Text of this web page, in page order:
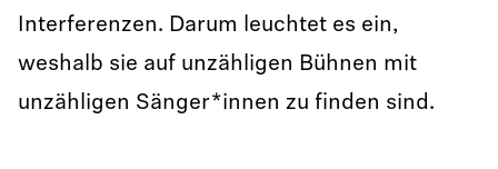
Interferenzen. Darum leuchtet es ein,
weshalb sie auf unzähligen Bühnen mit
unzähligen Sänger*innen zu finden sind.